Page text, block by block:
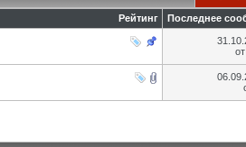
Рейтинг Последнее
от